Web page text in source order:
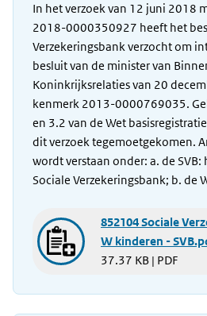
In het verzoek van 12 juni 2018
2018-0000350927 heeft het
Verzekeringsbank verzocht om
besluit van de minister van
Koninkrijksrelaties van 20
kenmerk 2013-0000769035.
en 3.2 van de Wet
dit verzoek tegemoetgekomen.
wordt verstaan onder: a. de SVB:
Sociale Verzekeringsbank; b. de
852104 Sociale
W kinderen -
37.37 KB | PDF